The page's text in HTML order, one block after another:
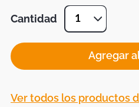
Cantidad 1
Agregar
Ver todos los productos